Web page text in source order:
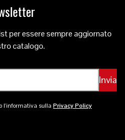
per essere sempre aggiornato
catalogo.
Invia
l'informativa sulla Privacy Policy